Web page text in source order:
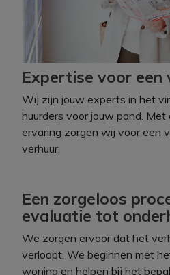
Expertise voor
Wij zijn jouw experts in het
huurders voor jouw pand. Met
ervaring zorgen wij voor een
verhuur.
Een zorgeloos
evaluatie tot
We zorgen ervoor dat het
verloopt. We beginnen met
woning en helpen bij het